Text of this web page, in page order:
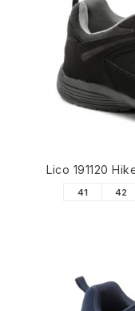
Lico 191120
41 42